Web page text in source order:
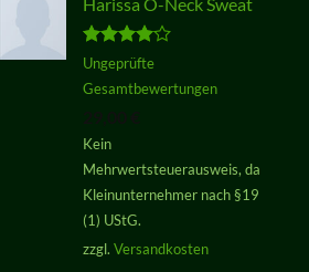
Bewertet
von 5
Ungeprüfte
Gesamtbewertungen
Kein
Mehrwertsteuerausweis, da
Kleinunternehmer nach §19
(1) UStG.
zzgl. Versandkosten